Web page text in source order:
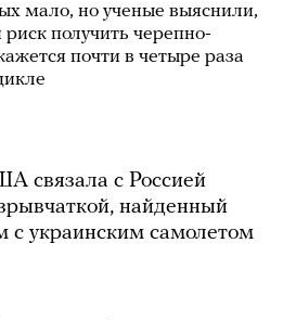
мало, но ученые выяснили,
риск получить черепно-
почти в четыре раза
связала с Россией
найденный
с украинским самолетом